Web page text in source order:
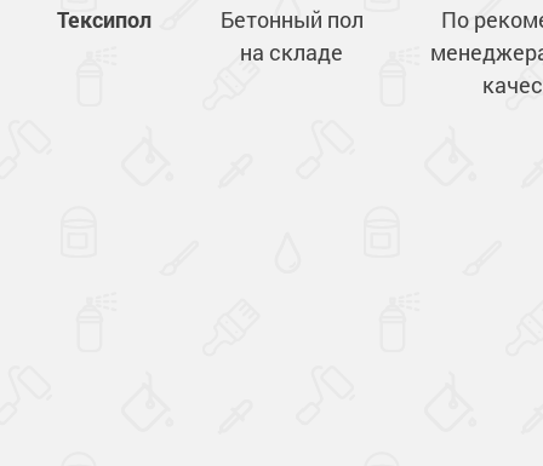
Тексипол
Бетонный пол
на складе
По